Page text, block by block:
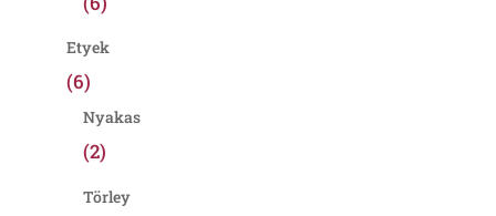
Etyek
(6)
Nyakas
(2)
Törley